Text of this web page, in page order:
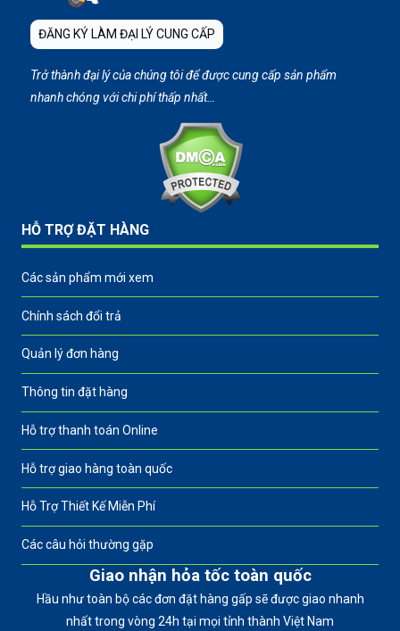
ĐĂNG KÝ LÀM ĐẠI LÝ CUNG CẤP
Trở thành đại lý của chúng tôi để được cung cấp sản phẩm
nhanh chóng với chi phí thấp nhất…
HỖ TRỢ ĐẶT HÀNG
Các sản phẩm mới xem
Chính sách đổi trả
Quản lý đơn hàng
Thông tin đặt hàng
Hỗ trợ thanh toán Online
Hỗ trợ giao hàng toàn quốc
Hỗ Trợ Thiết Kế Miễn Phí
Các câu hỏi thường gặp
Giao nhận hỏa tốc toàn quốc
Hầu như toàn bộ các đơn đặt hàng gấp sẽ được giao nhanh
nhất trong vòng 24h tại mọi tỉnh thành Việt Nam